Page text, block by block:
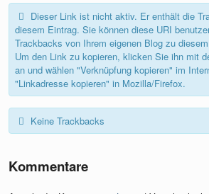
Dieser Link ist nicht aktiv. Er enthält die
diesem Eintrag. Sie können diese URI
Trackbacks von Ihrem eigenen Blog zu
Um den Link zu kopieren, klicken Sie ihn mit
an und wählen "Verknüpfung kopieren" im
"Linkadresse kopieren" in Mozilla/Firefox.
Keine Trackbacks
Kommentare